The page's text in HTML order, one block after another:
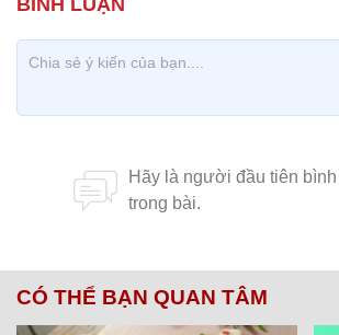
CÓ THỂ BẠN QUAN TÂM